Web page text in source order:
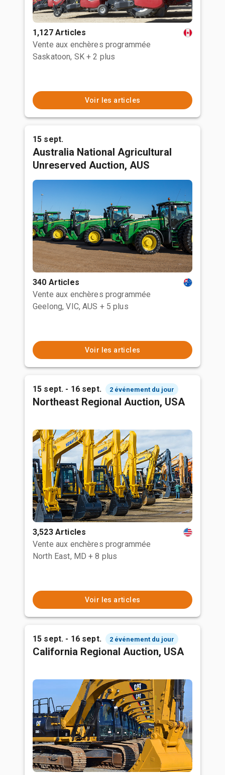
1,127 Articles
Vente aux enchères programmée
Saskatoon, SK + 2 plus
Voir les articles
15 sept.
Australia National Agricultural
Unreserved Auction, AUS
340 Articles
Vente aux enchères programmée
Geelong, VIC, AUS + 5 plus
Voir les articles
15 sept. - 16 sept. 2 événement du jour
Northeast Regional Auction, USA
3,523 Articles
Vente aux enchères programmée
North East, MD + 8 plus
Voir les articles
15 sept. - 16 sept. 2 événement du jour
California Regional Auction, USA